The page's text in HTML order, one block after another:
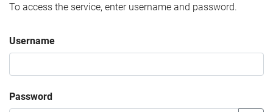
To access the service, enter username and password.
Username
Password